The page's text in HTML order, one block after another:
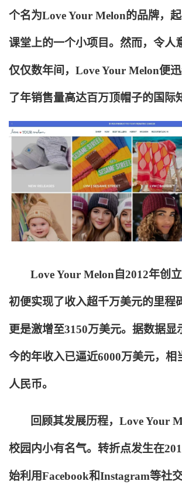
个名为Love Your Melon的品牌，
课堂上的一个小项目。然而，令人
仅仅数年间，Love Your Melon便
了年销售量高达百万顶帽子的国际
Love Your Melon 自2012年创
初便实现了收入超千万美元的里程
更是激增至3150万美元。据数据显
今的年收入已逼近6000万美元，相
人民币。
回顾其发展历程，Love Your
校园内小有名气。转折点发生在
始利用Facebook和Instagram等社